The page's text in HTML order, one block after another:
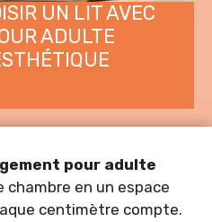
UN LIT AVEC
ADULTE
pour adulte
en un espace
centimètre compte.